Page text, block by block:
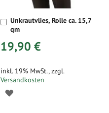
Unkrautvlies, Rolle ca. 15,7
qm
19,90 €
inkl. 19% MwSt.,zzgl.
Versandkosten
In
den